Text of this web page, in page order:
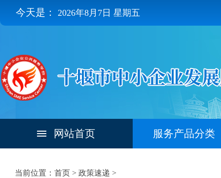
今天是： 2026年8月7日 星期五
网站首页 服务产品分类
当前位置：首页 > 政策速递 >